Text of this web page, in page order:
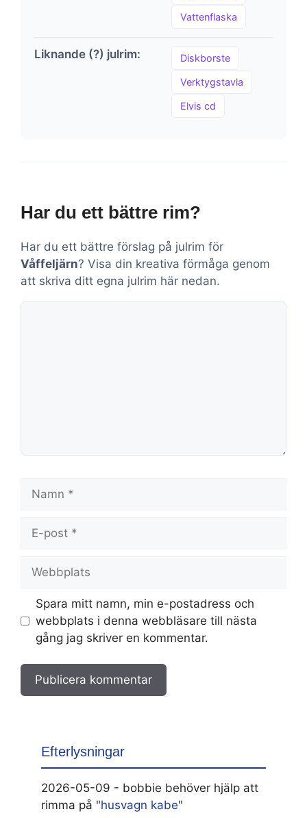
Vattenflaska
Liknande (?) julrim: Diskborste
Verktygstavla
Elvis cd
Har du ett bättre rim?
Har du ett bättre förslag på julrim för
Våffeljärn? Visa din kreativa förmåga genom
att skriva ditt egna julrim här nedan.
Kommentar
post
Spara mitt namn, min e-postadress och
webbplats i denna webbläsare till nästa
gång jag skriver en kommentar.
Efterlysningar
2026-05-09 - bobbie behöver hjälp att
rimma på "husvagn kabe"